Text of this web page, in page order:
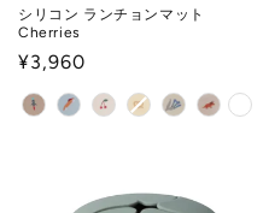
シリコン ランチョンマット
Cherries
通
常
価
¥3,960